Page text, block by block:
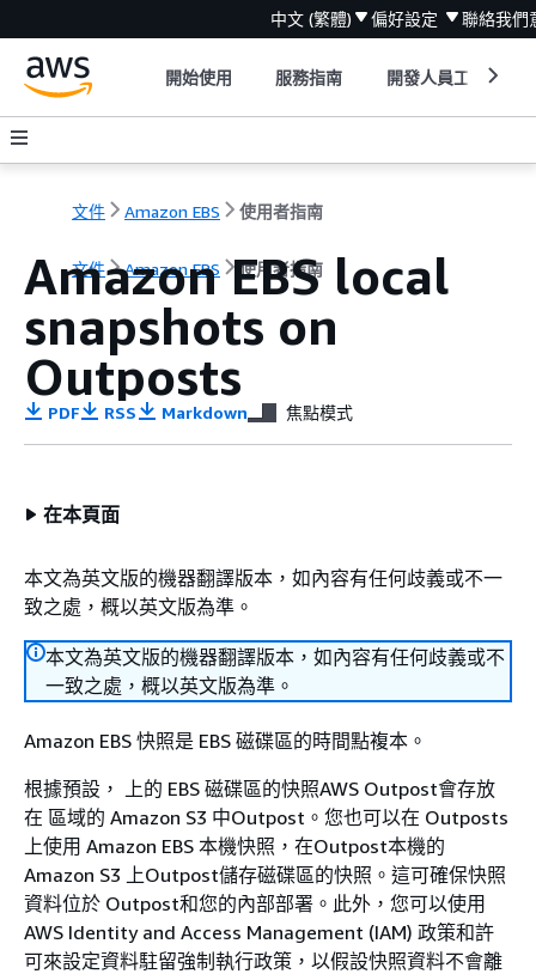
中文 (繁體) 偏好設定 聯絡我們
開始使用 服務指南 開發人員工具
文件 Amazon EBS 使用者指南
文件 Amazon EBS 使用者指南
Amazon EBS local
snapshots on
Outposts
PDF RSS Markdown 焦點模式
在本頁面
本文為英文版的機器翻譯版本，如內容有任何歧義或不一
致之處，概以英文版為準。
本文為英文版的機器翻譯版本，如內容有任何歧義或不
一致之處，概以英文版為準。
Amazon EBS 快照是 EBS 磁碟區的時間點複本。
根據預設， 上的 EBS 磁碟區的快照AWS Outpost會存放
在 區域的 Amazon S3 中Outpost。您也可以在 Outposts
上使用 Amazon EBS 本機快照，在Outpost本機的
Amazon S3 上Outpost儲存磁碟區的快照。這可確保快照
資料位於 Outpost和您的內部部署。此外，您可以使用
AWS Identity and Access Management (IAM) 政策和許
可來設定資料駐留強制執行政策，以假設快照資料不會離